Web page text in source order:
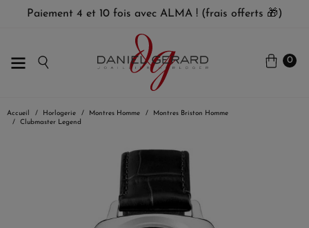
Paiement 4 et 10 fois avec ALMA ! (frais offerts 🎁)
0
Accueil Horlogerie Montres Homme
Montres Briston Homme
Clubmaster Legend